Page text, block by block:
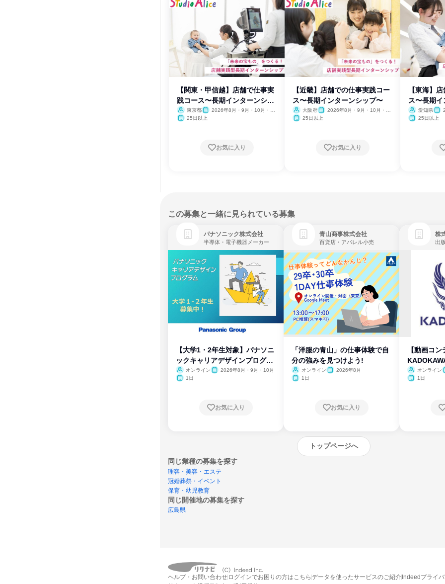
【関東・甲信越】店舗で仕事実
践コース〜長期インターンシッ
プ〜東京都
2026年8月・9月・10月・11
月
25日以上
お気に入り
【近畿】店舗での仕事実践コー
ス〜長期インターンシップ〜
大阪府
2026年8月・9月・10月・11
月
25日以上
お気に入り
【東海】
ス〜長期
愛知県
月
25日以上
この募集と一緒に見られている募集
パナソニック株式会社
半導体・電子機器メーカー
【大学1・2年生対象】パナソニ
ックキャリアデザインプログラ
ム
オンライン
2026年8月・9月・10月
1日
お気に入り
青山商事株式会社
百貨店・アパレル小売
「洋服の青山」の仕事体験で自
分の強みを見つけよう!
オンライン
2026年8月
1日
お気に入り
株
出
【動画コ
オンライン
1日
トップページへ
同じ業種の募集を探す
理容・美容・エステ
冠婚葬祭・イベント
保育・幼児教育
同じ開催地の募集を探す
広島県
ヘルプ・お問い合わせ ログインでお困りの方はこちら データを使ったサービスのご紹介 Indeedプライ